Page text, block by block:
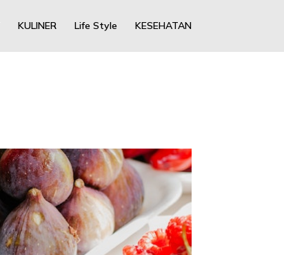
KULINER Life Style KESEHATAN